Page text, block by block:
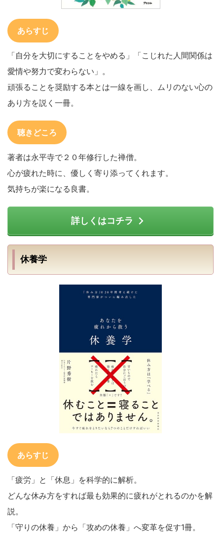
あらすじ
「自分を大切にすることをやめる」「こじれた人間関係は
愛情や努力で変わらない」。
頑張ることを奨励する本とは一線を画し、ムリのない心の
あり方を説く一冊。
聴きどころ
著者は永平寺で２０年修行した禅僧。
心が疲れた時に、優しく寄り添ってくれます。
気持ちが楽になる良書。
詳しくはコチラ
休養学
あらすじ
「疲労」と「休息」を科学的に解析。
どんな休み方をすれば最も効果的に疲れがとれるのかを解
説。
「守りの休養」から「攻めの休養」へ変革を促す1冊。